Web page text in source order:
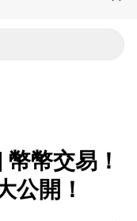
幣交易！
公開！